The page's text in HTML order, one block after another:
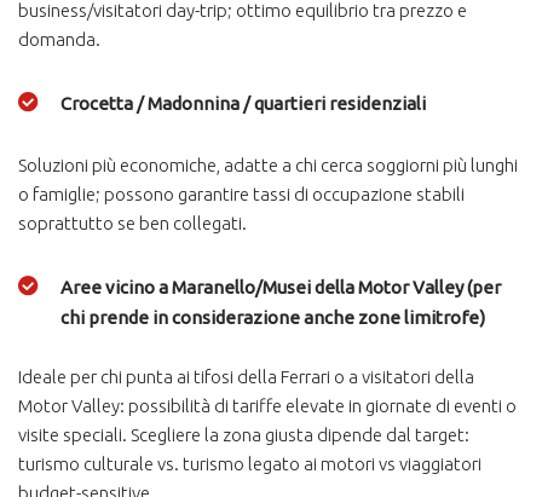
business/visitatori day-trip; ottimo equilibrio tra prezzo e
domanda.
Crocetta / Madonnina / quartieri residenziali
Soluzioni più economiche, adatte a chi cerca soggiorni più lunghi
o famiglie; possono garantire tassi di occupazione stabili
soprattutto se ben collegati.
Aree vicino a Maranello/Musei della Motor Valley (per
chi prende in considerazione anche zone limitrofe)
Ideale per chi punta ai tifosi della Ferrari o a visitatori della
Motor Valley: possibilità di tariffe elevate in giornate di eventi o
visite speciali. Scegliere la zona giusta dipende dal target:
turismo culturale vs. turismo legato ai motori vs viaggiatori